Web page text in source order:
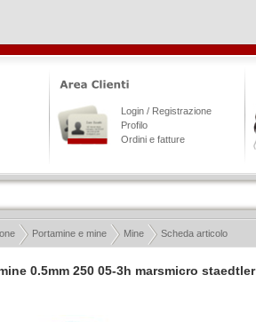
0.5mm 250 05-3h marsmicro staedtler
Login / Registrazione
Profilo
Ordini e fatture
Portamine e mine Mine Scheda articolo